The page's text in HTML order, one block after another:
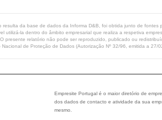
resulta da base de dados da Informa D&B, foi obtida junto de
utilizá-la dentro do âmbito empresarial que realiza a respetiva
presente relatório não pode ser reproduzido, publicado ou
de Proteção de Dados (Autorização Nº 32/96, emitida a 27/
Empresite Portugal é o maior diretório de
dos dados de contacto e atividade da sua
mesmo.